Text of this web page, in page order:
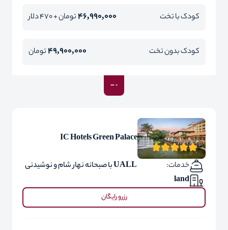
کودک با تخت 46,990,000تومان + 470 دلار
کودک بدون تخت 49,900,000تومان
IC Hotels Green Palace
خدمات:
UALL با صبحانه نهار شام و نوشیدنی
land
رزرو رایگان